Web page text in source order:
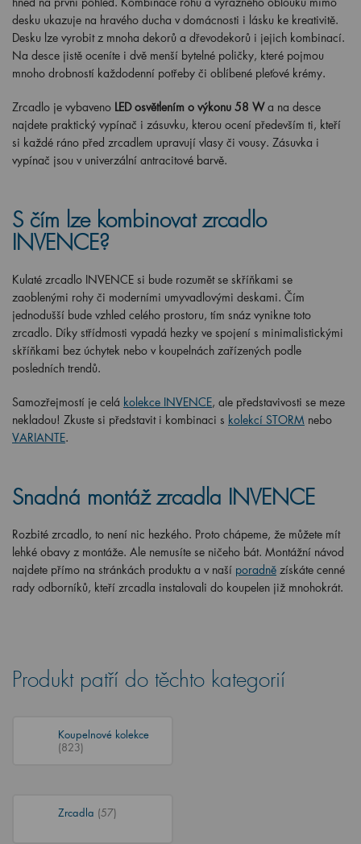
desku ukazuje na hravého ducha v domácnosti i lásku ke kreativitě.
Desku lze vyrobit z mnoha dekorů a dřevodekorů i jejich kombinací.
Na desce jistě oceníte i dvě menší bytelné poličky, které pojmou
mnoho drobností každodenní potřeby či oblíbené pleťové krémy.
Zrcadlo je vybaveno LED osvětlením o výkonu 58 Wa na desce
najdete praktický vypínač i zásuvku, kterou ocení především ti, kteří
si každé ráno před zrcadlem upravují vlasy či vousy. Zásuvka i
vypínač jsou v univerzální antracitové barvě.
S čím lze kombinovat zrcadlo
INVENCE?
Kulaté zrcadlo INVENCE si bude rozumět se skříňkami se
zaoblenými rohy či moderními umyvadlovými deskami. Čím
jednodušší bude vzhled celého prostoru, tím snáz vynikne toto
zrcadlo. Díky střídmosti vypadá hezky ve spojení s minimalistickými
skříňkami bez úchytek nebo v koupelnách zařízených podle
posledních trendů.
Samozřejmostí je celá kolekce INVENCE, ale představivosti se meze
nekladou! Zkuste si představit i kombinaci s kolekcí STORM nebo
VARIANTE.
Snadná montáž zrcadla INVENCE
Rozbité zrcadlo, to není nic hezkého. Proto chápeme, že můžete mít
lehké obavy z montáže. Ale nemusíte se ničeho bát. Montážní návod
najdete přímo na stránkách produktu a v naší poradně získáte cenné
rady odborníků, kteří zrcadla instalovali do koupelen již mnohokrát.
Produkt patří do těchto kategorií
Koupelnové kolekce
(823)
Zrcadla (57)